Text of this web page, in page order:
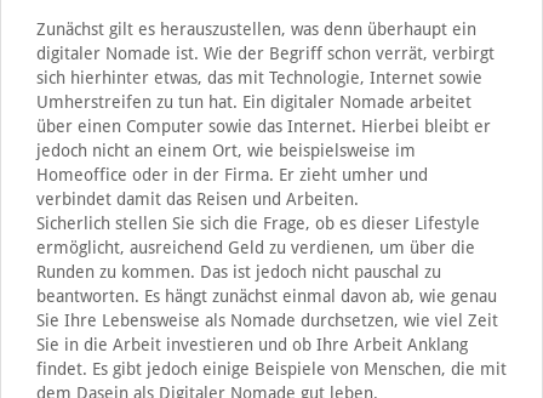
Zunächst gilt es herauszustellen, was denn überhaupt ein
digitaler Nomade ist. Wie der Begriff schon verrät, verbirgt
sich hierhinter etwas, das mit Technologie, Internet sowie
Umherstreifen zu tun hat. Ein digitaler Nomade arbeitet
über einen Computer sowie das Internet. Hierbei bleibt er
jedoch nicht an einem Ort, wie beispielsweise im
Homeoffice oder in der Firma. Er zieht umher und
verbindet damit das Reisen und Arbeiten.
Sicherlich stellen Sie sich die Frage, ob es dieser Lifestyle
ermöglicht, ausreichend Geld zu verdienen, um über die
Runden zu kommen. Das ist jedoch nicht pauschal zu
beantworten. Es hängt zunächst einmal davon ab, wie genau
Sie Ihre Lebensweise als Nomade durchsetzen, wie viel Zeit
Sie in die Arbeit investieren und ob Ihre Arbeit Anklang
findet. Es gibt jedoch einige Beispiele von Menschen, die mit
dem Dasein als Digitaler Nomade gut leben.